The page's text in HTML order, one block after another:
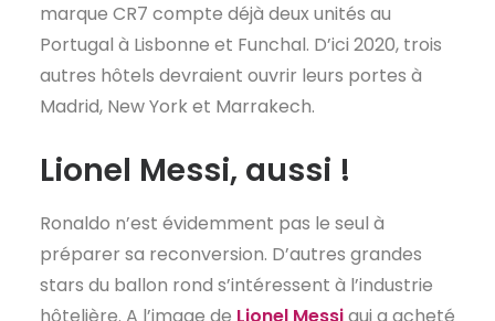
marque CR7 compte déjà deux unités au
Portugal à Lisbonne et Funchal. D’ici 2020, trois
autres hôtels devraient ouvrir leurs portes à
Madrid, New York et Marrakech.
Lionel Messi, aussi !
Ronaldo n’est évidemment pas le seul à
préparer sa reconversion. D’autres grandes
stars du ballon rond s’intéressent à l’industrie